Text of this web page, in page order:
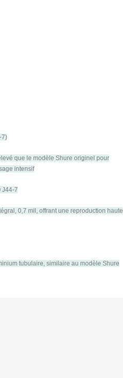
7)
que le modèle Shure originel pour
intensif
J44-7
0,7 mil, offrant une reproduction haute
tubulaire, similaire au modèle Shure